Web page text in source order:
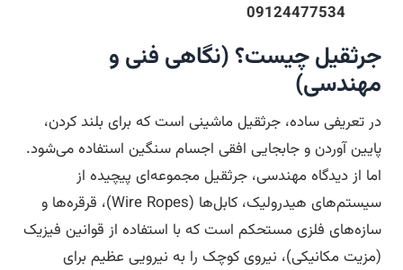
09124477534
جرثقیل چیست؟ (نگاهی فنی و
مهندسی)
در تعریفی ساده، جرثقیل ماشینی است که برای بلند کردن،
پایین آوردن و جابجایی افقی اجسام سنگین استفاده می‌شود.
اما از دیدگاه مهندسی، جرثقیل مجموعه‌ای پیچیده از
سیستم‌های هیدرولیک، کابل‌ها (Wire Ropes)، قرقره‌ها و
سازه‌های فلزی مستحکم است که با استفاده از قوانین فیزیک
(مزیت مکانیکی)، نیروی کوچک را به نیرویی عظیم برای